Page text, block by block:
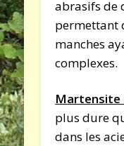
abrasifs de
permettant
manches
complexes.
Martensite
plus dure
dans les